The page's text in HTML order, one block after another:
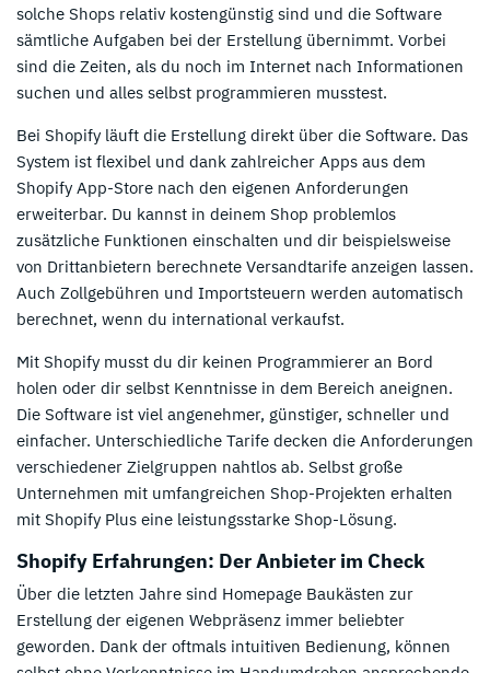
solche Shops relativ kostengünstig sind und die Software
sämtliche Aufgaben bei der Erstellung übernimmt. Vorbei
sind die Zeiten, als du noch im Internet nach Informationen
suchen und alles selbst programmieren musstest.
Bei Shopify läuft die Erstellung direkt über die Software. Das
System ist flexibel und dank zahlreicher Apps aus dem
Shopify App-Store nach den eigenen Anforderungen
erweiterbar. Du kannst in deinem Shop problemlos
zusätzliche Funktionen einschalten und dir beispielsweise
von Drittanbietern berechnete Versandtarife anzeigen lassen.
Auch Zollgebühren und Importsteuern werden automatisch
berechnet, wenn du international verkaufst.
Mit Shopify musst du dir keinen Programmierer an Bord
holen oder dir selbst Kenntnisse in dem Bereich aneignen.
Die Software ist viel angenehmer, günstiger, schneller und
einfacher. Unterschiedliche Tarife decken die Anforderungen
verschiedener Zielgruppen nahtlos ab. Selbst große
Unternehmen mit umfangreichen Shop-Projekten erhalten
mit Shopify Plus eine leistungsstarke Shop-Lösung.
Shopify Erfahrungen: Der Anbieter im Check
Über die letzten Jahre sind Homepage Baukästen zur
Erstellung der eigenen Webpräsenz immer beliebter
geworden. Dank der oftmals intuitiven Bedienung, können